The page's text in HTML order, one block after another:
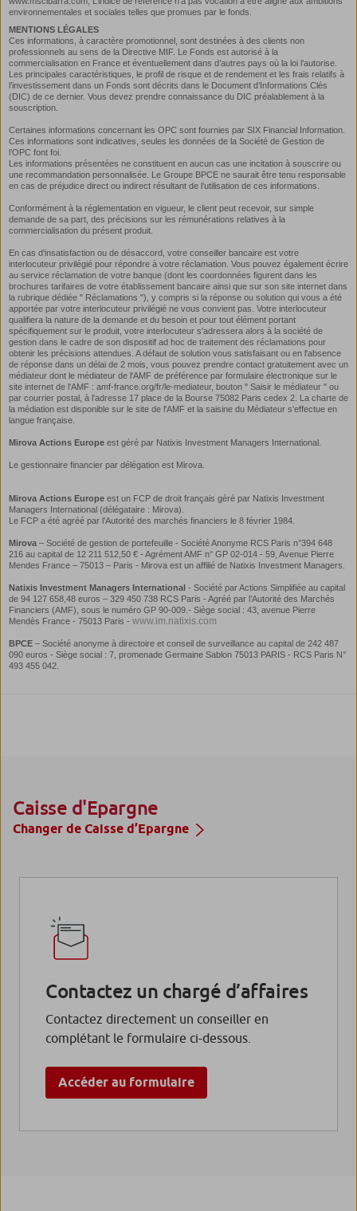
Caisse d'Epargne
Changer de Caisse d’Epargne
Contactez un chargé d’affaires
Contactez directement un conseiller en
complétant le formulaire ci-dessous.
Accéder au formulaire